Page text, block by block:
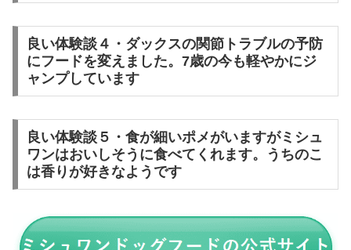
良い体験談４・ダックスの関節トラブルの予防
にフードを変えました。7歳の今も軽やかにジ
ャンプしています
良い体験談５・食が細いポメがいますがミシュ
ワンはおいしそうに食べてくれます。うちのこ
は香りが好きなようです